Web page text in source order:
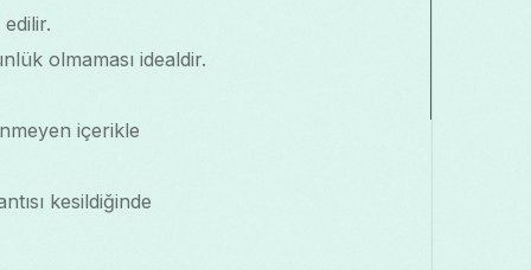
olmaması idealdir.
içerikle
kesildiğinde